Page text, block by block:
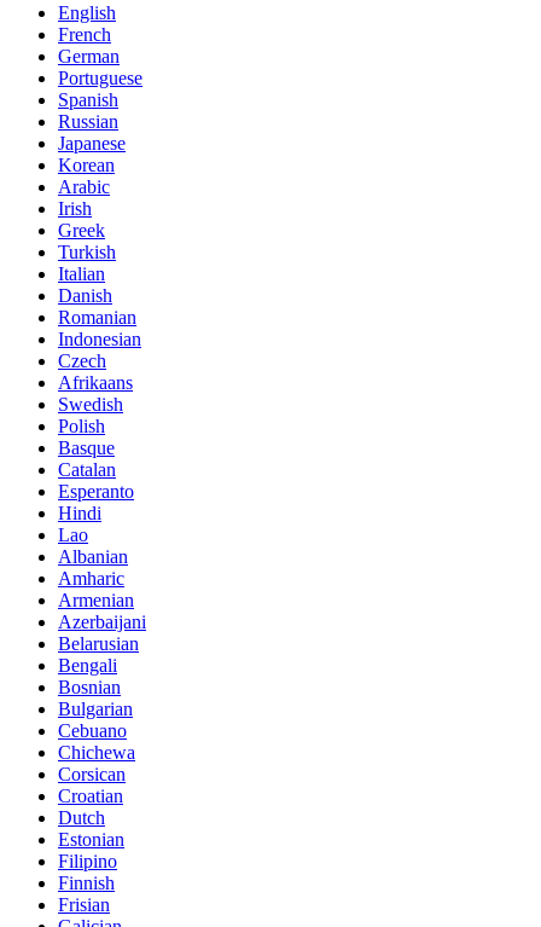
English
French
German
Portuguese
Spanish
Russian
Japanese
Korean
Arabic
Irish
Greek
Turkish
Italian
Danish
Romanian
Indonesian
Czech
Afrikaans
Swedish
Polish
Basque
Catalan
Esperanto
Hindi
Lao
Albanian
Amharic
Armenian
Azerbaijani
Belarusian
Bengali
Bosnian
Bulgarian
Cebuano
Chichewa
Corsican
Croatian
Dutch
Estonian
Filipino
Finnish
Frisian